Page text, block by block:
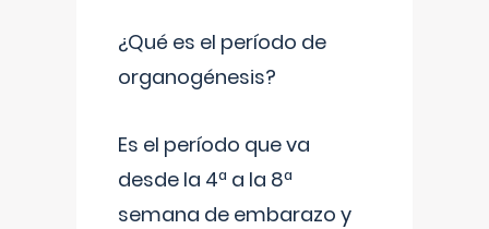
¿Qué es el período de
organogénesis?
Es el período que va
desde la 4ª a la 8ª
semana de embarazo y